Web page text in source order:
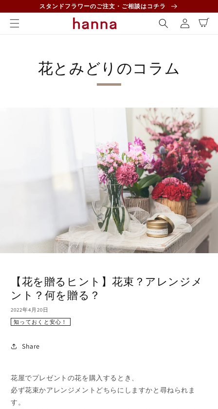
進む
スタンドフラワーのご注文・ご相談はコチラ
グ
イ
カ
ー
花とみどりのコラム
【花を贈るヒント】花束？アレンジメ
ント？何を贈る？
2022年4月20日
知っておくと安心！
Share
花屋でプレゼントの花を購入するとき、
必ず花束かアレンジメントどちらにしますかと尋ねられま
す。